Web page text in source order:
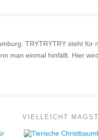
TRYTRYTRY steht
man einmal hinfällt. Hier
VIELLEICHT